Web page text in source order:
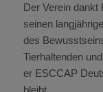
Der Verein
seinen
des
Tierhaltenden
er ESCCAP
bleibt.